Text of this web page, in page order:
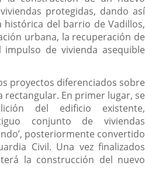
protegidas, dando así
histórica del barrio de Vadillos,
urbana, la recuperación de
impulso de vivienda asequible
proyectos diferenciados sobre
rectangular. En primer lugar, se
del edificio existente,
conjunto de viviendas
posteriormente convertido
Civil. Una vez finalizados
la construcción del nuevo